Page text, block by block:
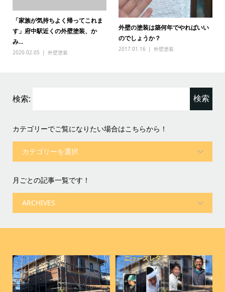
「家族が気持ちよく帰ってこれま
す」府中駅近くの外壁塗装、か
み...
2020.02.05 外壁塗装
外壁の塗装は築何年でやればいい
のでしょうか？
2017.01.16 外壁塗装
検索:
カテゴリーでご覧になりたい場合はこちらから！
月ごとの記事一覧です！